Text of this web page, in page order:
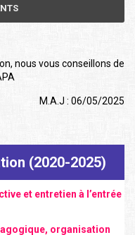
nous vous conseillons de
M.A.J : 06/05/2025
(2020-2025)
et entretien à l’entrée
organisation